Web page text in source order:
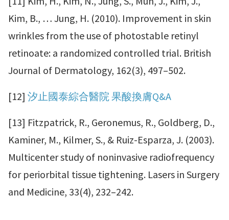
Kim, B., … Jung, H. (2010). Improvement in skin
wrinkles from the use of photostable retinyl
retinoate: a randomized controlled trial. British
Journal of Dermatology, 162(3), 497–502.
[12] 汐止國泰綜合醫院 果酸換膚Q&A
[13] Fitzpatrick, R., Geronemus, R., Goldberg, D.,
Kaminer, M., Kilmer, S., & Ruiz-Esparza, J. (2003).
Multicenter study of noninvasive radiofrequency
for periorbital tissue tightening. Lasers in Surgery
and Medicine, 33(4), 232–242.